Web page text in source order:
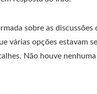
sobre as
várias opções estavam
Não houve